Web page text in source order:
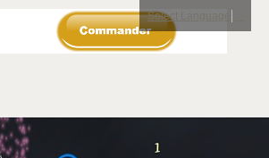
Select Language